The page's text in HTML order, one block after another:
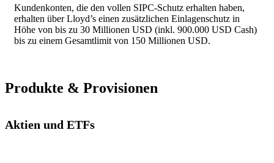
Kundenkonten, die den vollen SIPC-Schutz erhalten haben,
erhalten über Lloyd’s einen zusätzlichen Einlagenschutz in
Höhe von bis zu 30 Millionen USD (inkl. 900.000 USD Cash)
bis zu einem Gesamtlimit von 150 Millionen USD.
Produkte & Provisionen
Aktien und ETFs